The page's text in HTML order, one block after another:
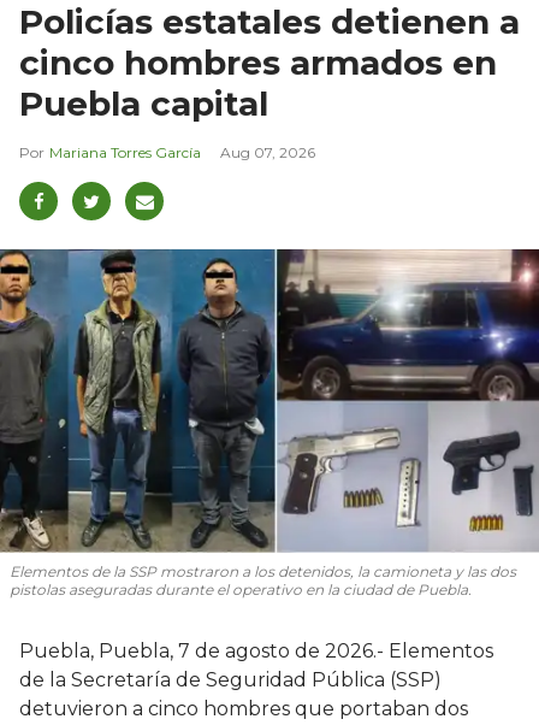
Policías estatales detienen a
cinco hombres armados en
Puebla capital
Mariana Torres García Aug 07, 2026
Elementos de la SSP mostraron a los detenidos, la camioneta y las dos
pistolas aseguradas durante el operativo en la ciudad de Puebla.
Puebla, Puebla, 7 de agosto de 2026.- Elementos
de la Secretaría de Seguridad Pública (SSP)
detuvieron a cinco hombres que portaban dos